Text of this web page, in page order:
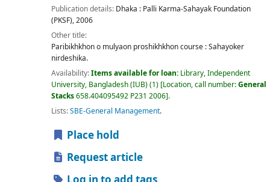
Publication details: Dhaka : Palli Karma-Sahayak Foundation
(PKSF),2006
Other title:
Paribikhkhon o mulyaon proshikhkhon course : Sahayoker
nirdeshika.
Availability:Items available for loan: Library, Independent
University, Bangladesh (IUB)(1) Location, call number:General
Stacks658.404095492 P231 2006 .
Lists:SBE-General Management.
Place hold
Request article